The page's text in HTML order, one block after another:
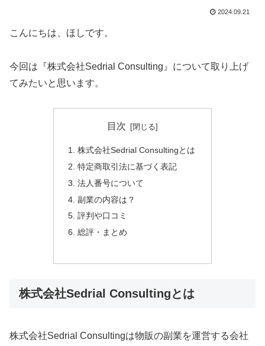
2024.09.21
こんにちは、ほしです。
今回は『株式会社Sedrial Consulting』について取り上げ
てみたいと思います。
目次
株式会社Sedrial Consultingとは
特定商取引法に基づく表記
法人番号について
副業の内容は？
評判や口コミ
総評・まとめ
株式会社Sedrial Consultingとは
株式会社Sedrial Consultingは物販の副業を運営する会社